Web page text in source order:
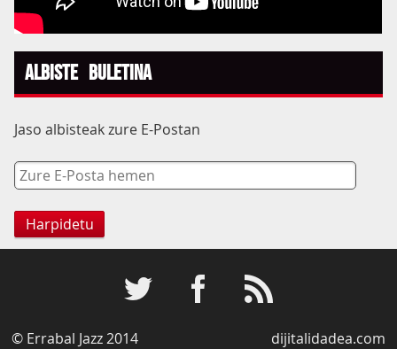
Albiste Buletina
Jaso albisteak zure E-Postan
© Errabal Jazz 2014 dijitalidadea.com